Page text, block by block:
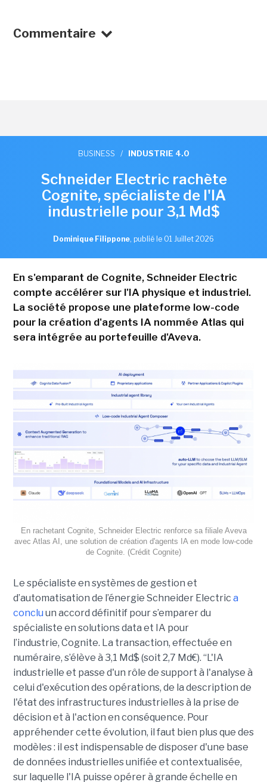
Commentaire
BUSINESS / INDUSTRIE 4.0
Schneider Electric rachète
Cognite, spécialiste de l'IA
industrielle pour 3,1 Md$
Dominique Filippone, publié le 01 Juillet 2026
En s'emparant de Cognite, Schneider Electric
compte accélérer sur l'IA physique et industriel.
La société propose une plateforme low-code
pour la création d'agents IA nommée Atlas qui
sera intégrée au portefeuille d'Aveva.
En rachetant Cognite, Schneider Electric renforce sa filiale Aveva
avec Atlas AI, une solution de création d'agents IA en mode low-code
de Cognite. (Crédit Cognite)
Le spécialiste en systèmes de gestion et
d’automatisation de l’énergie Schneider Electric a
conclu un accord définitif pour s’emparer du
spécialiste en solutions data et IA pour
l’industrie, Cognite. La transaction, effectuée en
numéraire, s’élève à 3,1 Md$ (soit 2,7 Md€). “L'IA
industrielle et passe d'un rôle de support à l'analyse à
celui d'exécution des opérations, de la description de
l'état des infrastructures industrielles à la prise de
décision et à l'action en conséquence. Pour
appréhender cette évolution, il faut bien plus que des
modèles : il est indispensable de disposer d'une base
de données industrielles unifiée et contextualisée,
sur laquelle l'IA puisse opérer à grande échelle en